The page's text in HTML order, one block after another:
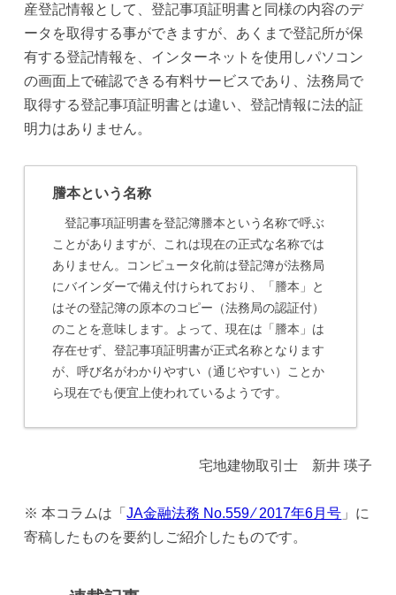
産登記情報として、登記事項証明書と同様の内容のデ
ータを取得する事ができますが、あくまで登記所が保
有する登記情報を、インターネットを使用しパソコン
の画面上で確認できる有料サービスであり、法務局で
取得する登記事項証明書とは違い、登記情報に法的証
明力はありません。
謄本という名称
登記事項証明書を登記簿謄本という名称で呼ぶ
ことがありますが、これは現在の正式な名称では
ありません。コンピュータ化前は登記簿が法務局
にバインダーで備え付けられており、「謄本」と
はその登記簿の原本のコピー（法務局の認証付）
のことを意味します。よって、現在は「謄本」は
存在せず、登記事項証明書が正式名称となります
が、呼び名がわかりやすい（通じやすい）ことか
ら現在でも便宜上使われているようです。
宅地建物取引士 新井 瑛子
※ 本コラムは「JA金融法務 No.559 ⁄ 2017年6月号 」に
寄稿したものを要約しご紹介したものです。